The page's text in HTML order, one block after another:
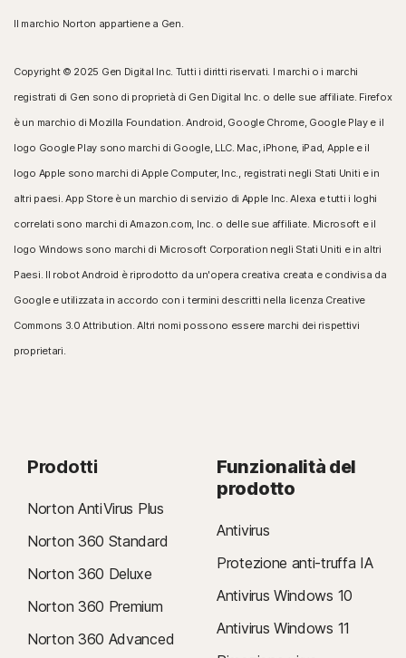
Il marchio Norton appartiene a Gen.
Copyright © 2025 Gen Digital Inc. Tutti i diritti riservati. I marchi o i marchi
registrati di Gen sono di proprietà di Gen Digital Inc. o delle sue affiliate. Firefox
è un marchio di Mozilla Foundation. Android, Google Chrome, Google Play e il
logo Google Play sono marchi di Google, LLC. Mac, iPhone, iPad, Apple e il
logo Apple sono marchi di Apple Computer, Inc., registrati negli Stati Uniti e in
altri paesi. App Store è un marchio di servizio di Apple Inc. Alexa e tutti i loghi
correlati sono marchi di Amazon.com, Inc. o delle sue affiliate. Microsoft e il
logo Windows sono marchi di Microsoft Corporation negli Stati Uniti e in altri
Paesi. Il robot Android è riprodotto da un'opera creativa creata e condivisa da
Google e utilizzata in accordo con i termini descritti nella licenza Creative
Commons 3.0 Attribution. Altri nomi possono essere marchi dei rispettivi
proprietari.
Prodotti
Norton AntiVirus Plus
Norton 360 Standard
Norton 360 Deluxe
Norton 360 Premium
Norton 360 Advanced
Funzionalità del
prodotto
Antivirus
Protezione anti-truffa IA
Antivirus Windows 10
Antivirus Windows 11